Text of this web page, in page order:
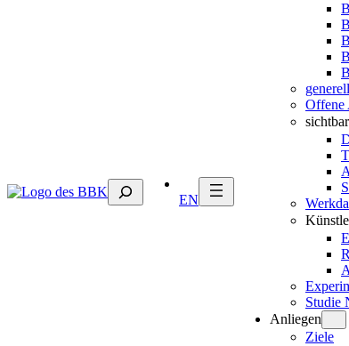
Suchen
EN
Offene
Studie
Anliegen
Ziele